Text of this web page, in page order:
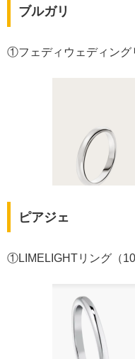
ブルガリ
①フェディウェディング
ピアジェ
①LIMELIGHTリング（